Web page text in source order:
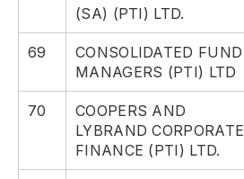
(SA) (PTI) LTD.
69
CONSOLIDATED FUND
MANAGERS (PTI) LTD
70
COOPERS AND
LYBRAND CORPORATE
FINANCE (PTI) LTD.